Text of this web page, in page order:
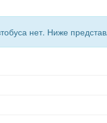
нет. Ниже